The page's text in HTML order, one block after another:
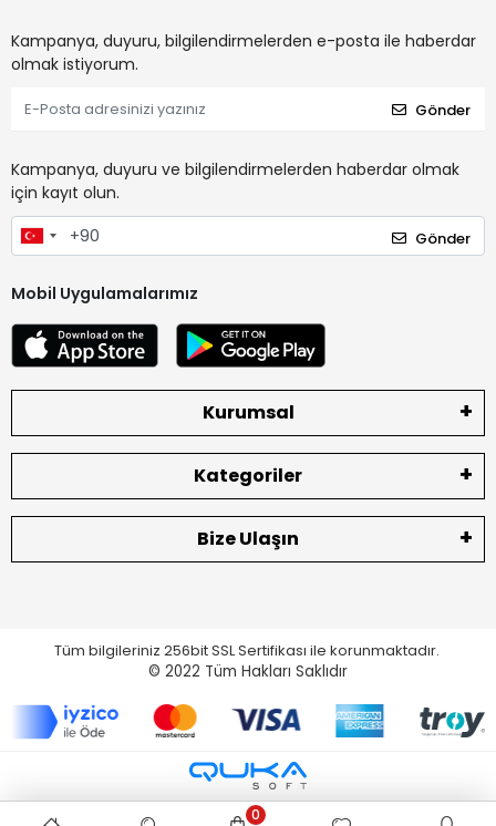
Kampanya, duyuru, bilgilendirmelerden e-posta ile haberdar
olmak istiyorum.
Gönder
Kampanya, duyuru ve bilgilendirmelerden haberdar olmak
için kayıt olun.
Gönder
Mobil Uygulamalarımız
Kurumsal
Kategoriler
Bize Ulaşın
Tüm bilgileriniz 256bit SSL Sertifikası ile korunmaktadır.
© 2022 Tüm Hakları Saklıdır
0